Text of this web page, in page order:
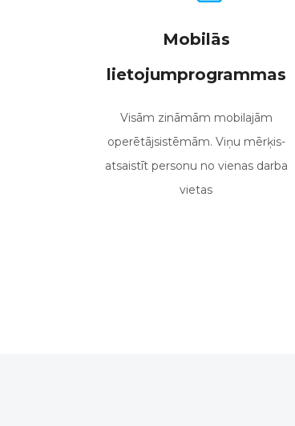
Mobilās
lietojumprogrammas
Visām zināmām mobilajām
operētājsistēmām. Viņu mērķis-
atsaistīt personu no vienas darba
vietas